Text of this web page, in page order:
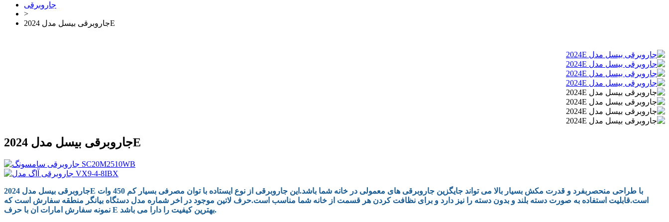
جاروبرقی
>
جاروبرقی بیسل مدل 2024E
جاروبرقی بیسل مدل 2024E
جاروبرقی بیسل مدل 2024E با طراحی منحصربفرد و قدرت مکش بسیار بالا می تواند جایگزین جاروبرقی های معمولی در خانه شما باشد.این جاروبرقی از نوع ایستاده با توان مصرفی بسیار کم 450 وات
است.قابلیت استفاده به صورت دسته بلند و بدون دسته را نیز دارد و برای نظافت کردن هر قسمت از خانه شما مناسب است.حرف لاتین موجود در اخر شماره مدل دستگاه بیانگر منطقه سفارش است که
نمونه سفارش امارات ان با حرف E بهترین کیفیت را دارا می باشد.